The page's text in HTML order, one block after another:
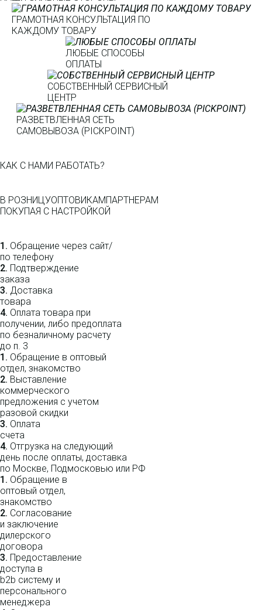
ГРАМОТНАЯ КОНСУЛЬТАЦИЯ ПО
КАЖДОМУ ТОВАРУ
ЛЮБЫЕ СПОСОБЫ
ОПЛАТЫ
СОБСТВЕННЫЙ СЕРВИСНЫЙ
ЦЕНТР
РАЗВЕТВЛЕННАЯ СЕТЬ
САМОВЫВОЗА (PICKPOINT)
КАК С НАМИ РАБОТАТЬ?
В РОЗНИЦУОПТОВИКАМПАРТНЕРАМ
ПОКУПАЯ С НАСТРОЙКОЙ
1. Обращение через сайт/
по телефону
2. Подтверждение
заказа
3. Доставка
товара
4. Оплата товара при
получении, либо предоплата
по безналичному расчету
до п. 3
1. Обращение в оптовый
отдел, знакомство
2. Выставление
коммерческого
предложения с учетом
разовой скидки
3. Оплата
счета
4. Отгрузка на следующий
день после оплаты, доставка
по Москве, Подмосковью или РФ
1. Обращение в
оптовый отдел,
знакомство
2. Согласование
и заключение
дилерского
договора
3. Пре­до­ста­вле­ние
доступа в
b2b систему и
персо­нального
мене­джера